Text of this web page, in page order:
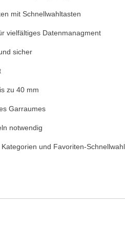
mit Schnellwahltasten
vielfältiges Datenmanagment
sicher
zu 40 mm
Garraumes
notwendig
und Favoriten-Schnellwahl